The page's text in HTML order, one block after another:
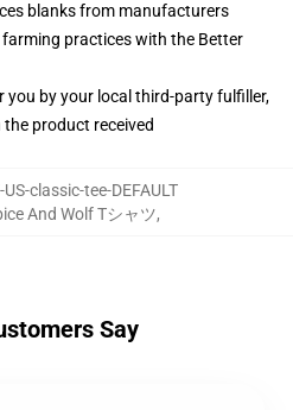
blanks from manufacturers
practices with the Better
you by your local third-party fulfiller,
product received
classic-tee-DEFAULT
And Wolf Tシャツ,
Say